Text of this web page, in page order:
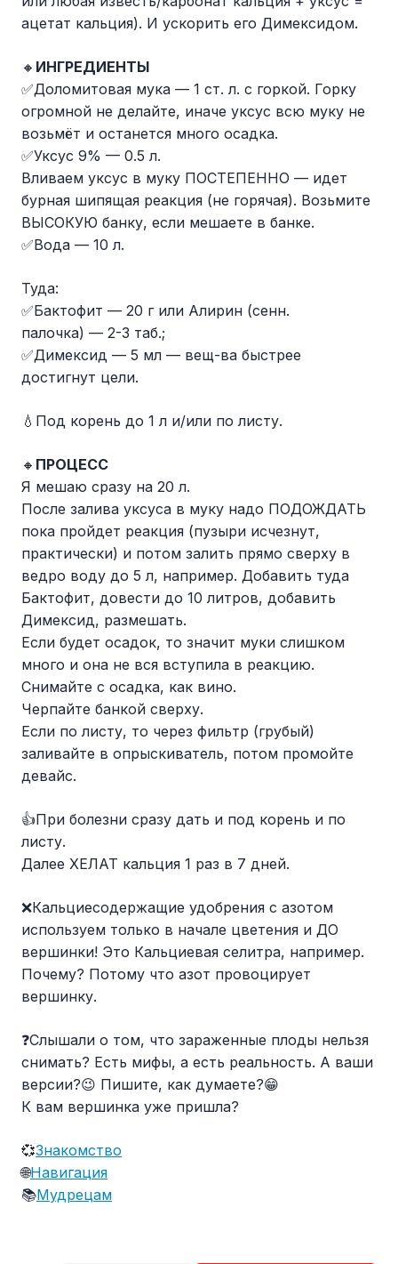
ацетат кальция). И ускорить его Димексидом.
🔸 ИНГРЕДИЕНТЫ
✅Доломитовая мука — 1 ст. л. с горкой. Горку
огромной не делайте, иначе уксус всю муку не
возьмёт и останется много осадка.
✅Уксус 9% — 0.5 л.
Вливаем уксус в муку ПОСТЕПЕННО — идет
бурная шипящая реакция (не горячая). Возьмите
ВЫСОКУЮ банку, если мешаете в банке.
✅Вода — 10 л.
Туда:
✅Бактофит — 20 г или Алирин (сенн.
палочка) — 2-3 таб.;
✅Димексид — 5 мл — вещ-ва быстрее
достигнут цели.
💧Под корень до 1 л и/или по листу.
🔸 ПРОЦЕСС
Я мешаю сразу на 20 л.
После залива уксуса в муку надо ПОДОЖДАТЬ
пока пройдет реакция (пузыри исчезнут,
практически) и потом залить прямо сверху в
ведро воду до 5 л, например. Добавить туда
Бактофит, довести до 10 литров, добавить
Димексид, размешать.
Если будет осадок, то значит муки слишком
много и она не вся вступила в реакцию.
Снимайте с осадка, как вино.
Черпайте банкой сверху.
Если по листу, то через фильтр (грубый)
заливайте в опрыскиватель, потом промойте
девайс.
👍При болезни сразу дать и под корень и по
листу.
Далее ХЕЛАТ кальция 1 раз в 7 дней.
❌Кальциесодержащие удобрения с азотом
используем только в начале цветения и ДО
вершинки! Это Кальциевая селитра, например.
Почему? Потому что азот провоцирует
вершинку.
❓Слышали о том, что зараженные плоды нельзя
снимать? Есть мифы, а есть реальность. А ваши
версии?😉 Пишите, как думаете?😁
К вам вершинка уже пришла?
💞Знакомство
🌐Навигация
📚Мудрецам